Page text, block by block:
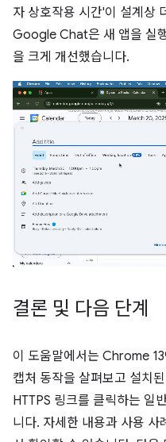
자 상호작용 시간'이 설계상
Google Chat은 새 앱을 실
을 크게 개선했습니다.
결론 및 다음 단계
이 도움말에서는 Chrome
캡처 동작을 살펴보고 설치
HTTPS 링크를 클릭하는 일
니다. 자세한 내용과 사용 사